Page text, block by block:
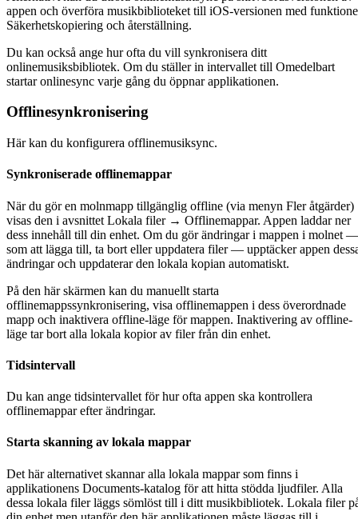
appen och överföra musikbiblioteket till iOS-versionen med
Säkerhetskopiering och återställning.
Du kan också ange hur ofta du vill synkronisera ditt
onlinemusiksbibliotek. Om du ställer in intervallet till Omedelbart
startar onlinesync varje gång du öppnar applikationen.
Offlinesynkronisering
Här kan du konfigurera offlinemusiksync.
Synkroniserade offlinemappar
När du gör en molnmapp tillgänglig offline (via menyn Fler åtgärder)
visas den i avsnittet Lokala filer → Offlinemappar. Appen laddar ner
dess innehåll till din enhet. Om du gör ändringar i mappen i molnet —
som att lägga till, ta bort eller uppdatera filer — upptäcker appen
ändringar och uppdaterar den lokala kopian automatiskt.
På den här skärmen kan du manuellt starta
offlinemappssynkronisering, visa offlinemappen i dess överordnade
mapp och inaktivera offline-läge för mappen. Inaktivering av offline-
läge tar bort alla lokala kopior av filer från din enhet.
Tidsintervall
Du kan ange tidsintervallet för hur ofta appen ska kontrollera
offlinemappar efter ändringar.
Starta skanning av lokala mappar
Det här alternativet skannar alla lokala mappar som finns i
applikationens Documents-katalog för att hitta stödda ljudfiler. Alla
dessa lokala filer läggs sömlöst till i ditt musikbibliotek. Lokala filer